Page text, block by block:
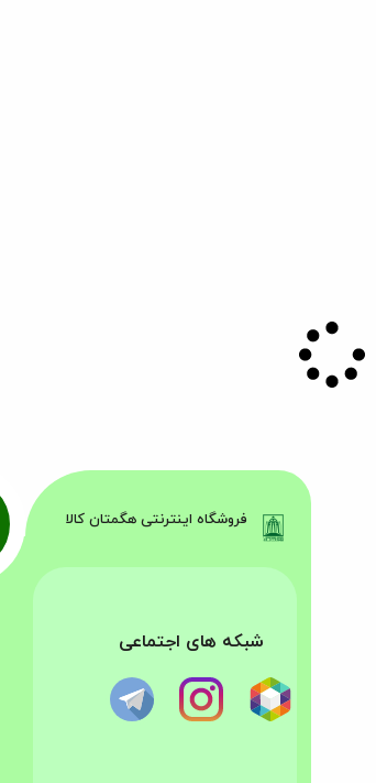
فروشگاه اینترنتی هگمتان کالا
شبکه های اجتماعی